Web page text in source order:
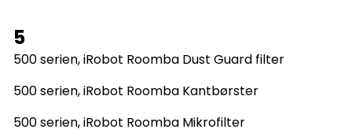
5
500 serien, iRobot Roomba Dust Guard filter
500 serien, iRobot Roomba Kantbørster
500 serien, iRobot Roomba Mikrofilter